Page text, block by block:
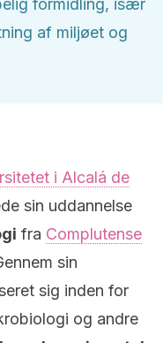
formidling, især
af miljøet og
i Alcalá de
sin uddannelse
fra Complutense
sin
sig inden for
og andre